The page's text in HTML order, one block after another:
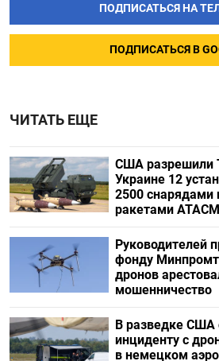
ПОДПИСАТЬСЯ НА
ПОДПИСАТЬСЯ В
ЧИТАТЬ ЕЩЕ
США разрешили
Украине 12
2500 снарядами
ракетами
Руководителей
фонду
дронов
мошенничество
В разведке США
инциденту с
в немецком